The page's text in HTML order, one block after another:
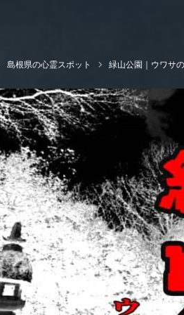
島根県の心霊スポット 緑山公園｜ウワサ